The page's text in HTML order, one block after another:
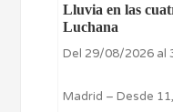
Lluvia en las
Luchana
Del 29/08/2026 al
Madrid – Desde